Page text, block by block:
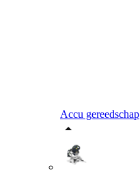
Accu gereedschap